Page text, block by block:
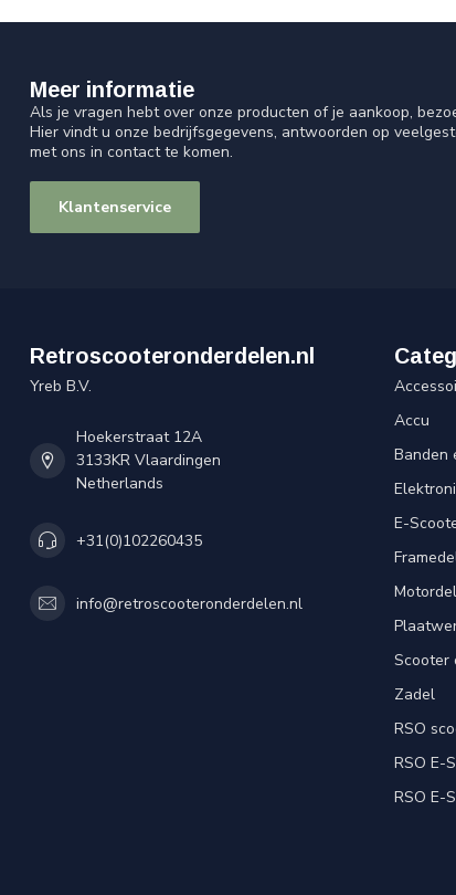
Meer informatie
Als je vragen hebt over onze producten of je aankoop,
Hier vindt u onze bedrijfsgegevens, antwoorden op
met ons in contact te komen.
Klantenservice
Retroscooteronderdelen.nl
Yreb B.V.
Hoekerstraat 12A
3133KR Vlaardingen
Netherlands
+31(0)102260435
info@retroscooteronderdelen.nl
Accu
Banden
E-
Scooter
Zadel
RSO
RSO E-
RSO E-